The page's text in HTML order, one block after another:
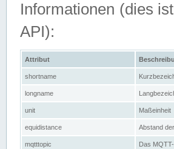
Informationen (dies
API):
Attribut
shortname
longname
unit Maßeinheit
equidistance Abstand
mqtttopic Das